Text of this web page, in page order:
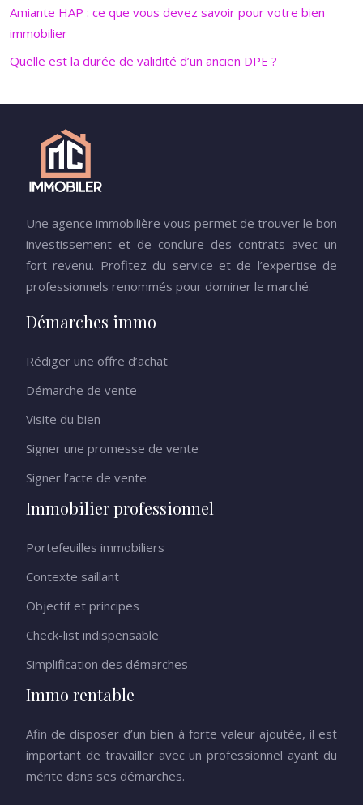
Amiante HAP : ce que vous devez savoir pour votre bien
immobilier
Quelle est la durée de validité d’un ancien DPE ?
Une agence immobilière vous permet de trouver le bon
investissement et de conclure des contrats avec un
fort revenu. Profitez du service et de l’expertise de
professionnels renommés pour dominer le marché.
Démarches immo
Rédiger une offre d’achat
Démarche de vente
Visite du bien
Signer une promesse de vente
Signer l’acte de vente
Immobilier professionnel
Portefeuilles immobiliers
Contexte saillant
Objectif et principes
Check-list indispensable
Simplification des démarches
Immo rentable
Afin de disposer d’un bien à forte valeur ajoutée, il est
important de travailler avec un professionnel ayant du
mérite dans ses démarches.